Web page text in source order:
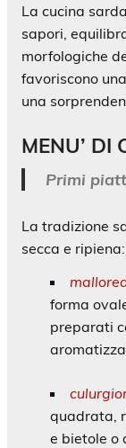
La cucina
sapori,
morfologiche
favoriscono
una
MENU’ DI
Primi
La tradizione
secca e ripiena:
forma
preparati
quadrata,
e bietole o